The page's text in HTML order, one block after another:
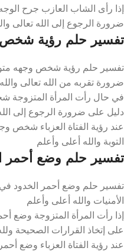
إذا رأى الشاب العازب جرح
ضرورة الرجوع إلى الله تعالى
تفسير حلم رؤية شخص
تفسير حلم رؤية شخص وجهه
ضرورة تقربه من الله تعالى
في حال رأت المرأة المتزوجة
دليل على ضرورة الرجوع إلى
عند رؤية الفتاة العزباء شخص
التوبة والله أعلى وأعلم
تفسير حلم وضع أحمر
تفسير حلم وضع أحمر الخدود
الأمنيات والله أعلى وأعلم
إذا رأت المرأة المتزوجة وضع
على إتخاذ القرارات الصحيحة
عند رؤية الفتاة العزباء وضع